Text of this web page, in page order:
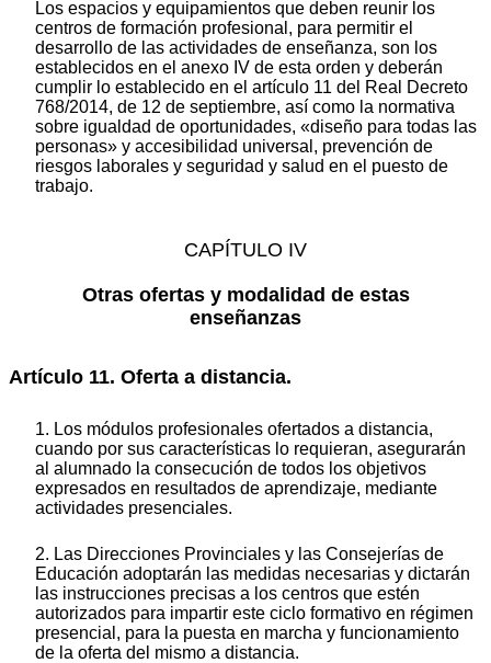
Los espacios y equipamientos que deben reunir los
centros de formación profesional, para permitir el
desarrollo de las actividades de enseñanza, son los
establecidos en el anexo IV de esta orden y deberán
cumplir lo establecido en el artículo 11 del Real Decreto
768/2014, de 12 de septiembre, así como la normativa
sobre igualdad de oportunidades, «diseño para todas las
personas» y accesibilidad universal, prevención de
riesgos laborales y seguridad y salud en el puesto de
trabajo.
CAPÍTULO IV
Otras ofertas y modalidad de estas
enseñanzas
Artículo 11. Oferta a distancia.
1. Los módulos profesionales ofertados a distancia,
cuando por sus características lo requieran, asegurarán
al alumnado la consecución de todos los objetivos
expresados en resultados de aprendizaje, mediante
actividades presenciales.
2. Las Direcciones Provinciales y las Consejerías de
Educación adoptarán las medidas necesarias y dictarán
las instrucciones precisas a los centros que estén
autorizados para impartir este ciclo formativo en régimen
presencial, para la puesta en marcha y funcionamiento
de la oferta del mismo a distancia.